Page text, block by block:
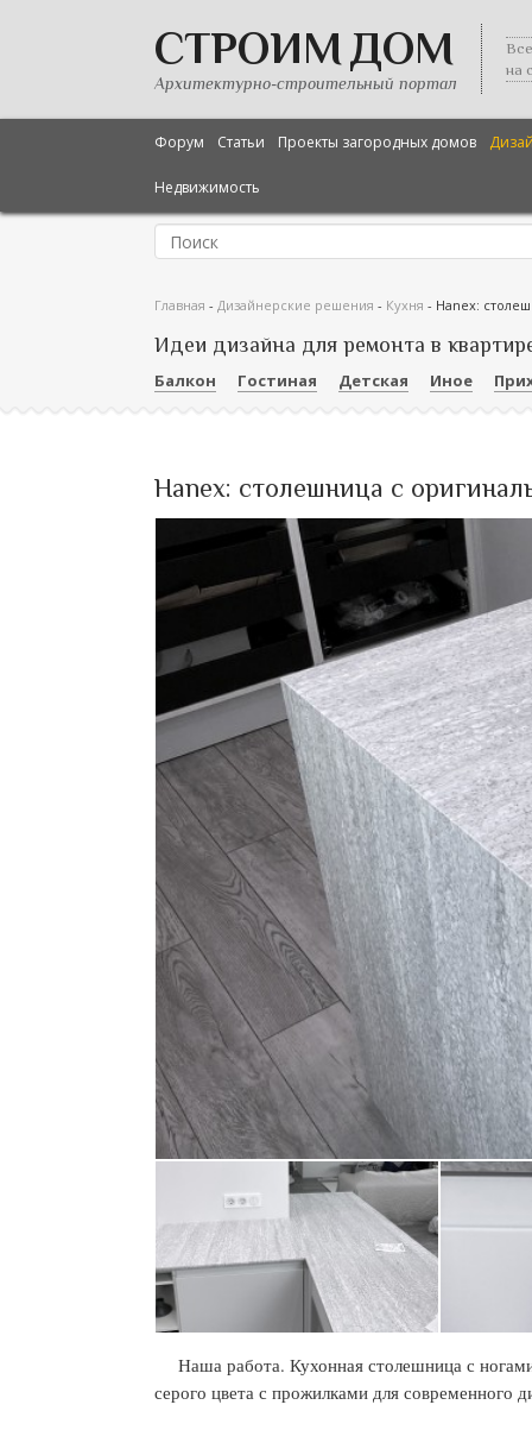
СТРОИМ ДОМ
Архитектурно-строительный портал
на
Форум Статьи Проекты загородных домов
Недвижимость
Главная - Дизайнерские решения - Кухня - Hanex:
Идеи дизайна для ремонта в
Балкон Гостиная Детская Иное
Hanex: столешница с
Наша работа. Кухонная столешница с
серого цвета с прожилками для современного